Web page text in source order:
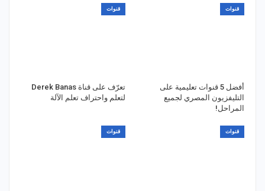
قنوات
أفضل 5 قنوات تعليمية على
التليفزيون المصري لجميع
المراحل!
قنوات
تعرّف على قناة Derek Banas
لتعلم واحتراف تعلم الآلة
قنوات قنوات